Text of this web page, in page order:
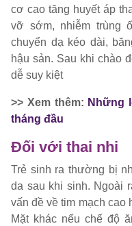
cơ cao tăng huyết áp
vỡ sớm, nhiễm trùng
chuyển dạ kéo dài,
hậu sản. Sau khi chào
dễ suy kiệt
>> Xem thêm: Những
tháng đầu
Đối với thai nhi
Trẻ sinh ra thường bị
da sau khi sinh. Ngoài
vấn đề về tim mạch cao
Mặt khác nếu chế độ